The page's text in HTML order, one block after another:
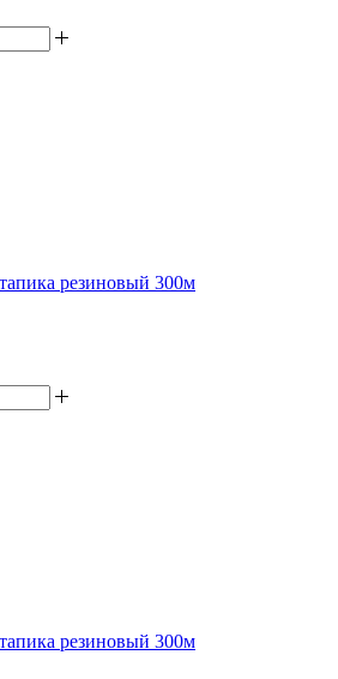
резиновый 300м
резиновый 300м